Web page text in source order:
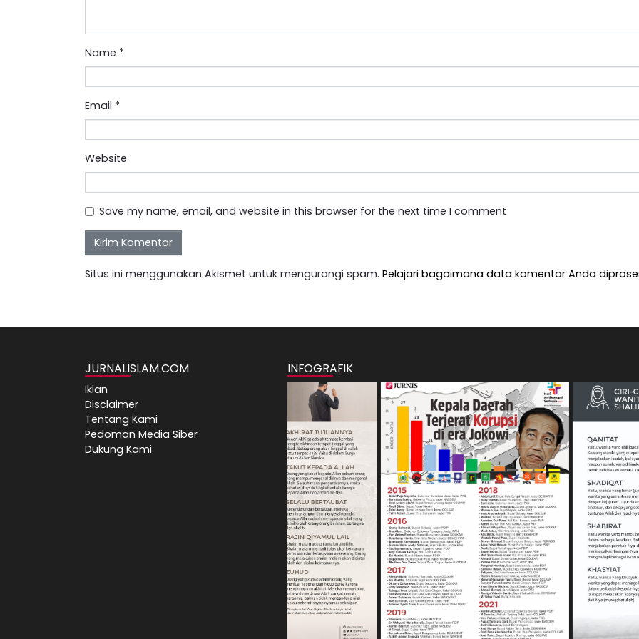
Name *
Email *
Website
Save my name, email, and website in this browser for the next time I comment
Situs ini menggunakan Akismet untuk mengurangi spam. Pelajari bagaimana data komentar Anda
JURNALISLAM.COM
Iklan
Disclaimer
Tentang Kami
Pedoman Media Siber
Dukung Kami
INFOGRAFIK